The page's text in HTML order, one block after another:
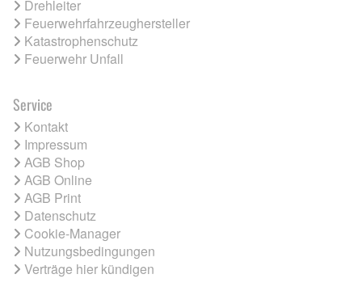
Drehleiter
Feuerwehrfahrzeughersteller
Katastrophenschutz
Feuerwehr Unfall
Service
Kontakt
Impressum
AGB Shop
AGB Online
AGB Print
Datenschutz
Cookie-Manager
Nutzungsbedingungen
Verträge hier kündigen